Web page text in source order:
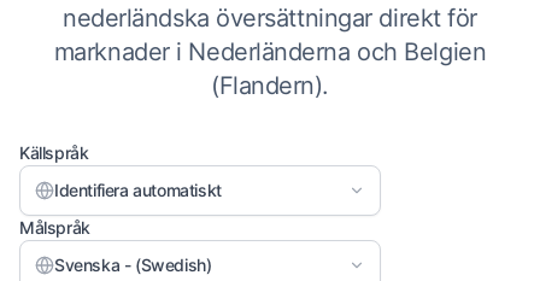
nederländska översättningar direkt för
marknader i Nederländerna och Belgien
(Flandern).
Källspråk
Identifiera automatiskt
Målspråk
Svenska - (Swedish)